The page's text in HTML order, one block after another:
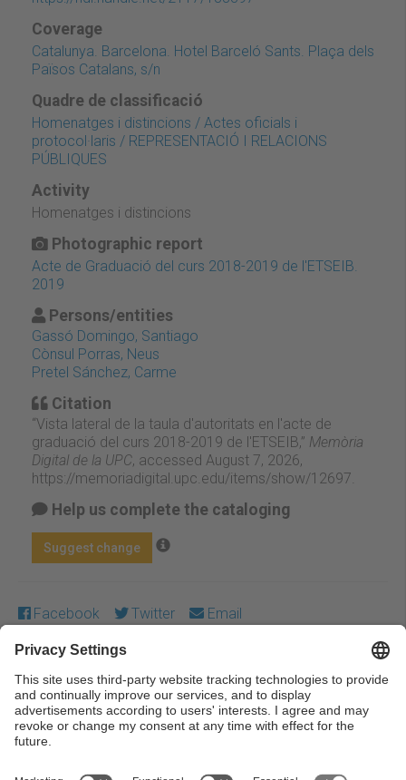
Coverage
Catalunya. Barcelona. Hotel Barceló Sants. Plaça dels
Països Catalans, s/n
Quadre de classificació
Homenatges i distincions / Actes oficials i
protocol·laris / REPRESENTACIÓ I RELACIONS
PÚBLIQUES
Activity
Homenatges i distincions
Photographic report
Acte de Graduació del curs 2018-2019 de l'ETSEIB.
2019
Persons/entities
Gassó Domingo, Santiago
Cònsul Porras, Neus
Pretel Sánchez, Carme
Citation
“Vista lateral de la taula d'autoritats en l'acte de
graduació del curs 2018-2019 de l'ETSEIB,” Memòria
Digital de la UPC, accessed August 7, 2026,
https://memoriadigital.upc.edu/items/show/12697
Help us complete the cataloging
Suggest change
Facebook Twitter Email
Except where otherwise noted, content on this work is
licensed under a Creative Commons license:Attribution-
NonCommercial-NoDerivs 3.0 Spain